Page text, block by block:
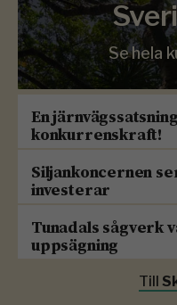
Se hela
En
konkurrenskraft!
Siljankoncernen
investerar
Tunadals sågverk
uppsägning
Till